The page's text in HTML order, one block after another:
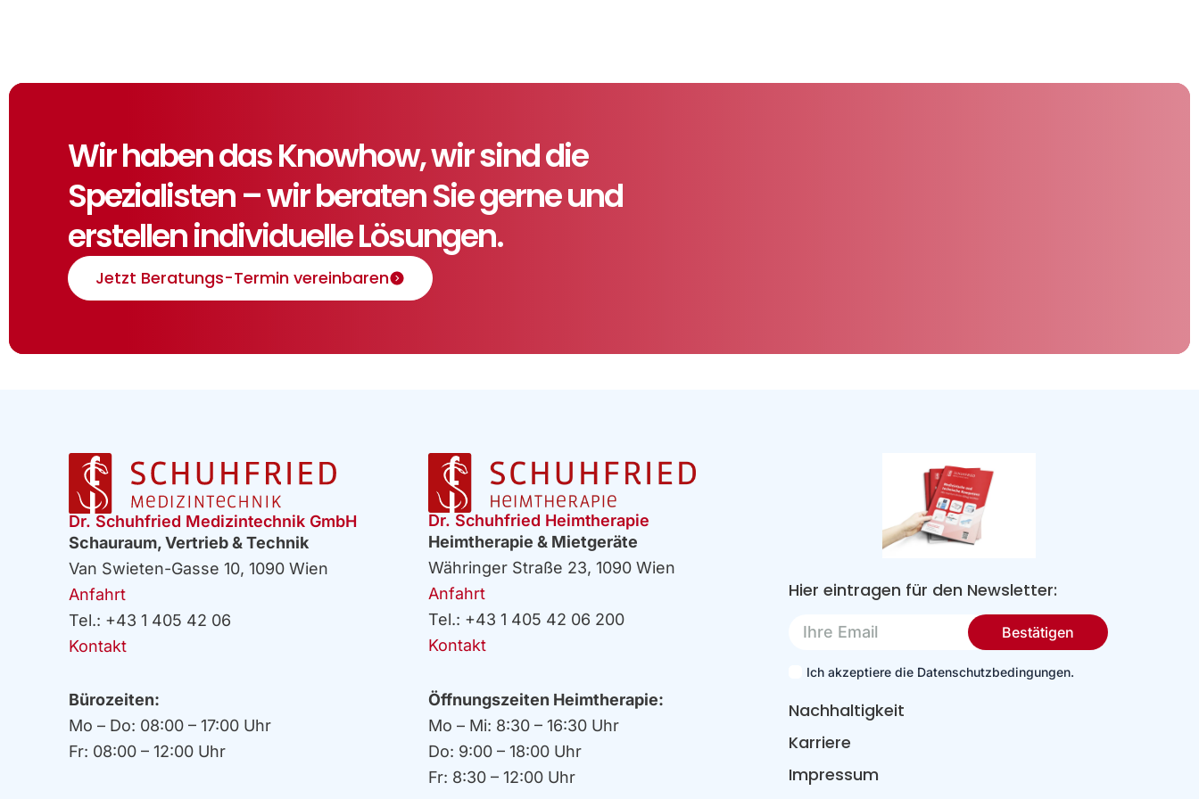
Wir haben das Knowhow, wir sind die
Spezialisten – wir beraten Sie gerne und
erstellen individuelle Lösungen.
Jetzt Beratungs-Termin vereinbaren
Dr. Schuhfried Medizintechnik GmbH
Schauraum, Vertrieb & Technik
Van Swieten-Gasse 10, 1090 Wien
Anfahrt
Tel.: +43 1 405 42 06
Kontakt
Bürozeiten:
Mo – Do: 08:00 – 17:00 Uhr
Fr: 08:00 – 12:00 Uhr
Dr. Schuhfried Heimtherapie
Heimtherapie & Mietgeräte
Währinger Straße 23, 1090 Wien
Anfahrt
Tel.: +43 1 405 42 06 200
Kontakt
Öffnungszeiten Heimtherapie:
Mo – Mi: 8:30 – 16:30 Uhr
Do: 9:00 – 18:00 Uhr
Fr: 8:30 – 12:00 Uhr
Hier eintragen für den Newsletter:
Email
Ich akzeptiere die Datenschutzbedingungen.
Bestätigen
Nachhaltigkeit
Karriere
Impressum